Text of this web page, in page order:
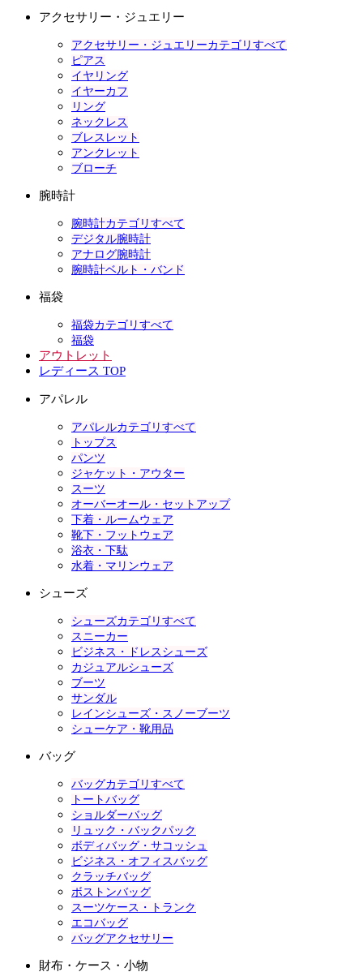
アクセサリー・ジュエリー
アクセサリー・ジュエリーカテゴリすべて
ピアス
イヤリング
イヤーカフ
リング
ネックレス
ブレスレット
アンクレット
ブローチ
腕時計
腕時計カテゴリすべて
デジタル腕時計
アナログ腕時計
腕時計ベルト・バンド
福袋
福袋カテゴリすべて
福袋
アウトレット
レディース TOP
アパレル
アパレルカテゴリすべて
トップス
パンツ
ジャケット・アウター
スーツ
オーバーオール・セットアップ
下着・ルームウェア
靴下・フットウェア
浴衣・下駄
水着・マリンウェア
シューズ
シューズカテゴリすべて
スニーカー
ビジネス・ドレスシューズ
カジュアルシューズ
ブーツ
サンダル
レインシューズ・スノーブーツ
シューケア・靴用品
バッグ
バッグカテゴリすべて
トートバッグ
ショルダーバッグ
リュック・バックパック
ボディバッグ・サコッシュ
ビジネス・オフィスバッグ
クラッチバッグ
ボストンバッグ
スーツケース・トランク
エコバッグ
バッグアクセサリー
財布・ケース・小物